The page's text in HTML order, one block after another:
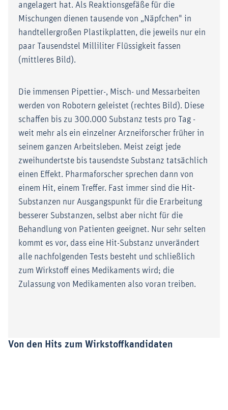
angelagert hat. Als Reaktionsgefäße für die
Mischungen dienen tausende von „Näpfchen" in
handtellergroßen Plastikplatten, die jeweils nur ein
paar Tausendstel Milliliter Flüssigkeit fassen
(mittleres Bild).
Die immensen Pipettier-, Misch- und Messarbeiten
werden von Robotern geleistet (rechtes Bild). Diese
schaffen bis zu 300.000 Substanz tests pro Tag -
weit mehr als ein einzelner Arzneiforscher früher in
seinem ganzen Arbeitsleben. Meist zeigt jede
zweihundertste bis tausendste Substanz tatsächlich
einen Effekt. Pharmaforscher sprechen dann von
einem Hit, einem Treffer. Fast immer sind die Hit-
Substanzen nur Ausgangspunkt für die Erarbeitung
besserer Substanzen, selbst aber nicht für die
Behandlung von Patienten geeignet. Nur sehr selten
kommt es vor, dass eine Hit-Substanz unverändert
alle nachfolgenden Tests besteht und schließlich
zum Wirkstoff eines Medikaments wird; die
Zulassung von Medikamenten also voran treiben.
Von den Hits zum Wirkstoffkandidaten